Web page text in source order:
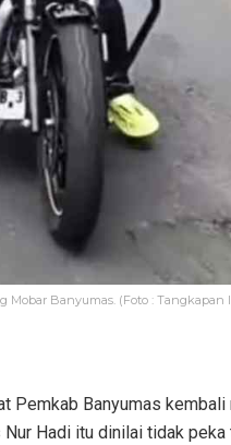
Mobar Banyumas. (Foto : Tangkapan
Pemkab Banyumas
Hadi itu dinilai tidak